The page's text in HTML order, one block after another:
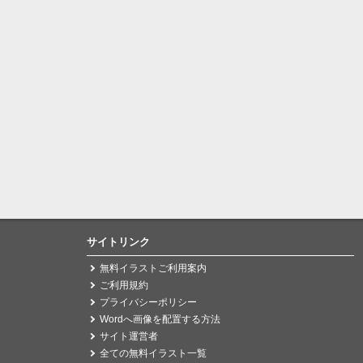
サイトリンク
無料イラストご利用案内
ご利用規約
プライバシーポリシー
Wordへ画像を配置する方法
サイト運営者
全ての無料イラスト一覧